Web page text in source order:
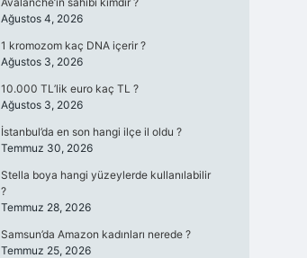
Ağustos 4, 2026
1 kromozom kaç DNA içerir ?
Ağustos 3, 2026
10.000 TL’lik euro kaç TL ?
Ağustos 3, 2026
İstanbul’da en son hangi ilçe il oldu ?
Temmuz 30, 2026
Stella boya hangi yüzeylerde kullanılabilir
?
Temmuz 28, 2026
Samsun’da Amazon kadınları nerede ?
Temmuz 25, 2026